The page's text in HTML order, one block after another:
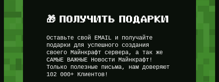
🎁 ПОЛУЧИТЬ ПОДАРКИ
Оставьте свой EMAIL и получайте
подарки для успешного создания
своего Майнкрафт сервера, а так же
САМЫЕ ВАЖНЫЕ Новости Майнкрафт!
Только полезные письма, нам доверяют
102 000+ Клиентов!